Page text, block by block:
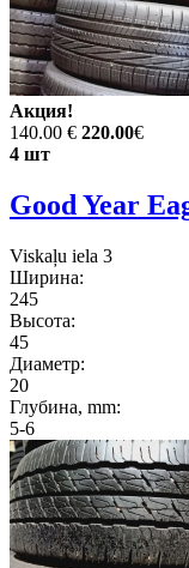
Акция!
140.00 € 220.00€
4 шт
Good Year
Viskaļu iela 3
Ширина:
245
Высота:
45
Диаметр:
20
Глубина, mm:
5-6